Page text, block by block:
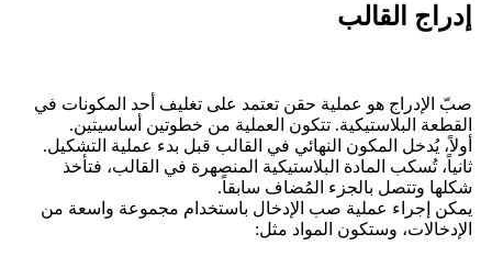
إدراج القالب
صبّ الإدراج هو عملية حقن تعتمد على تغليف أحد المكونات في
القطعة البلاستيكية. تتكون العملية من خطوتين أساسيتين.
أولاً، يُدخل المكون النهائي في القالب قبل بدء عملية التشكيل.
ثانياً، تُسكب المادة البلاستيكية المنصهرة في القالب، فتأخذ
شكلها وتتصل بالجزء المُضاف سابقاً.
يمكن إجراء عملية صب الإدخال باستخدام مجموعة واسعة من
الإدخالات، وستكون المواد مثل: